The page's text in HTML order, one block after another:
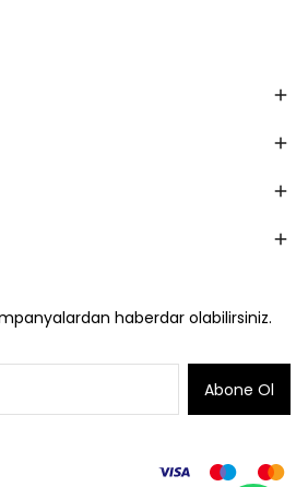
haberdar olabilirsiniz.
Abone Ol